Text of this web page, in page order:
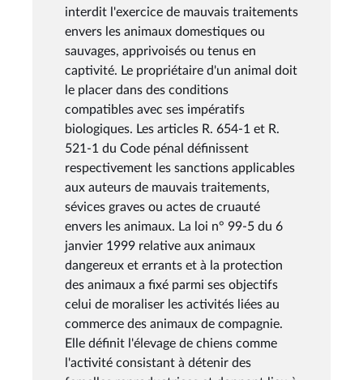
interdit l'exercice de mauvais traitements
envers les animaux domestiques ou
sauvages, apprivoisés ou tenus en
captivité. Le propriétaire d'un animal doit
le placer dans des conditions
compatibles avec ses impératifs
biologiques. Les articles R. 654-1 et R.
521-1 du Code pénal définissent
respectivement les sanctions applicables
aux auteurs de mauvais traitements,
sévices graves ou actes de cruauté
envers les animaux. La loi n° 99-5 du 6
janvier 1999 relative aux animaux
dangereux et errants et à la protection
des animaux a fixé parmi ses objectifs
celui de moraliser les activités liées au
commerce des animaux de compagnie.
Elle définit l'élevage de chiens comme
l'activité consistant à détenir des